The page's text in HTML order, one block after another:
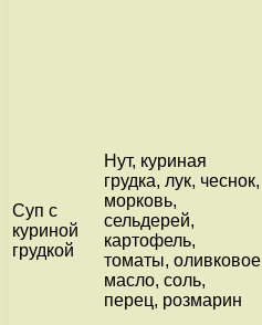
Суп с
куриной
грудкой
Нут, куриная
грудка, лук, чеснок,
морковь,
сельдерей,
картофель,
томаты, оливковое
масло, соль,
перец, розмарин